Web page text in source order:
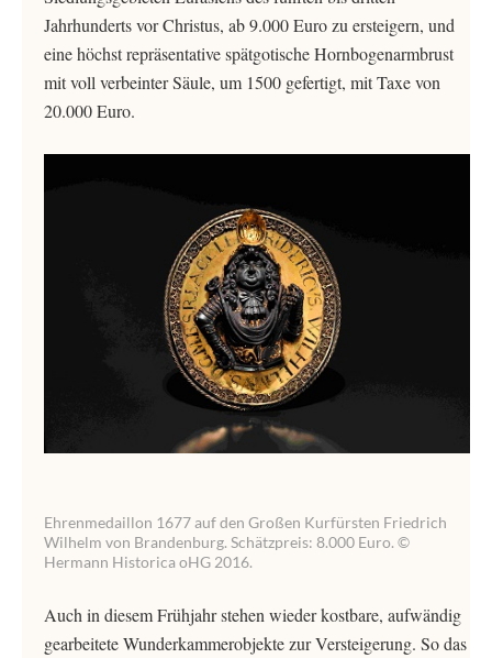
Jahrhunderts vor Christus, ab 9.000 Euro zu ersteigern, und
eine höchst repräsentative spätgotische Hornbogenarmbrust
mit voll verbeinter Säule, um 1500 gefertigt, mit Taxe von
20.000 Euro.
Ehrenmedaillon 1677 auf den Großen Kurfürsten Friedrich
Wilhelm von Brandenburg. Schätzpreis: 8.000 Euro. ©
Hermann Historica oHG 2016.
Auch in diesem Frühjahr stehen wieder kostbare, aufwändig
gearbeitete Wunderkammerobjekte zur Versteigerung. So das